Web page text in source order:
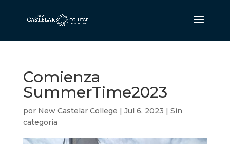
Comienza
SummerTime2023
por New Castelar College | Jul 6, 2023 | Sin
categoría